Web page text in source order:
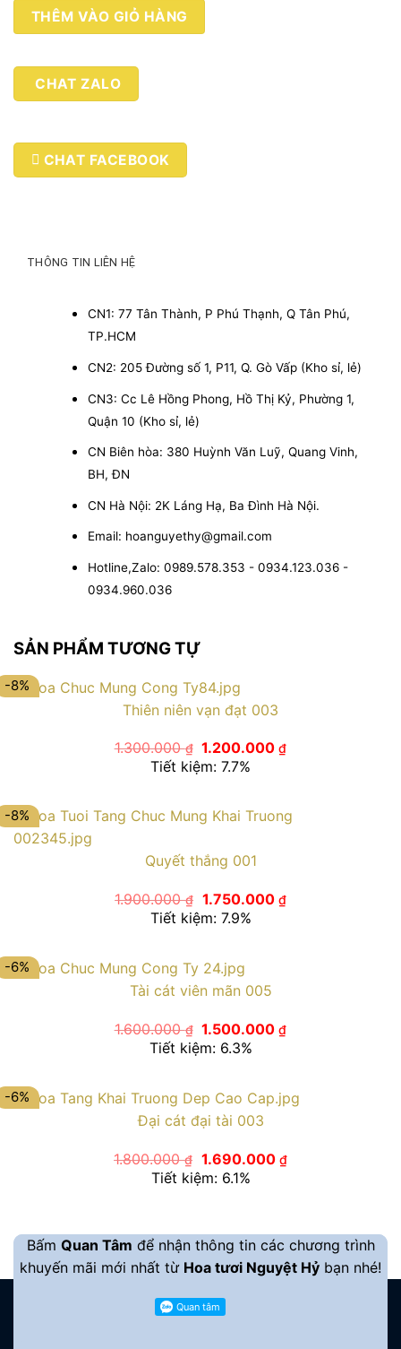
Công
danh
quý
005
THÊM VÀO GIỎ HÀNG
CHAT ZALO
CHAT FACEBOOK
THÔNG TIN LIÊN HỆ
CN1: 77 Tân Thành, P Phú Thạnh, Q Tân Phú,
TP.HCM
CN2: 205 Đường số 1, P11, Q. Gò Vấp (Kho sỉ, lẻ)
CN3: Cc Lê Hồng Phong, Hồ Thị Kỷ, Phường 1,
Quận 10 (Kho sỉ, lẻ)
CN Biên hòa: 380 Huỳnh Văn Luỹ, Quang Vinh,
BH, ĐN
CN Hà Nội: 2K Láng Hạ, Ba Đình Hà Nội.
Email: hoanguyethy@gmail.com
Hotline,Zalo: 0989.578.353 - 0934.123.036 -
0934.960.036
SẢN PHẨM TƯƠNG TỰ
-8%
Thiên niên vạn đạt 003
1.300.000₫ Giá
gốc
là:
1.200.000₫Giá
Tiết kiệm: 7.7%
-8%
Quyết thắng 001
1.900.000₫ Giá
gốc
là:
1.750.000 ₫Giá
hiện
Tiết kiệm: 7.9%
-6%
Tài cát viên mãn 005
1.600.000₫ Giá
gốc
là:
1.500.000₫Giá
Tiết kiệm: 6.3%
-6%
Đại cát đại tài 003
1.800.000₫ Giá
gốc
là:
1.690.000 ₫Giá
hiện
Tiết kiệm: 6.1%
Bấm Quan Tâm để nhận thông tin các chương trình
khuyến mãi mới nhất từ Hoa tươi Nguyệt Hỷ bạn nhé!